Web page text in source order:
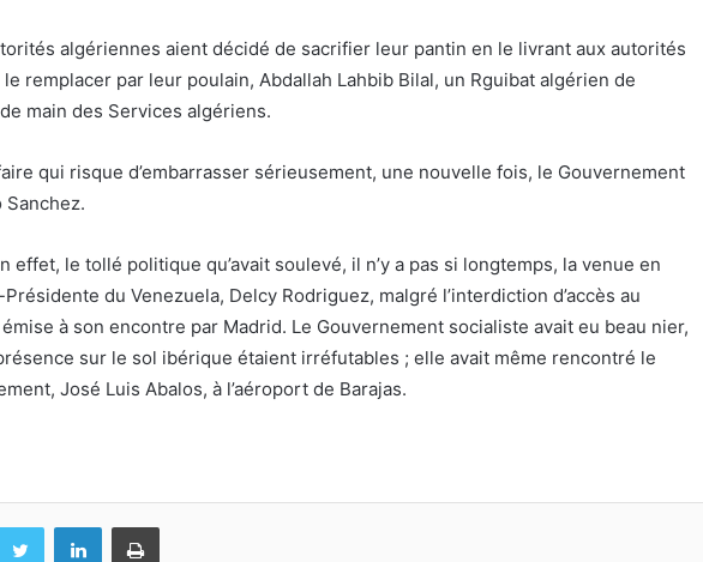
algériennes aient décidé de sacrifier leur pantin en le livrant aux autorités
remplacer par leur poulain, Abdallah Lahbib Bilal, un Rguibat algérien de
main des Services algériens.
qui risque d’embarrasser sérieusement, une nouvelle fois, le Gouvernement
effet, le tollé politique qu’avait soulevé, il n’y a pas si longtemps, la venue en
du Venezuela, Delcy Rodriguez, malgré l’interdiction d’accès au
à son encontre par Madrid. Le Gouvernement socialiste avait eu beau nier,
sur le sol ibérique étaient irréfutables ; elle avait même rencontré le
José Luis Abalos, à l’aéroport de Barajas.
Twitter LinkedinImprimer